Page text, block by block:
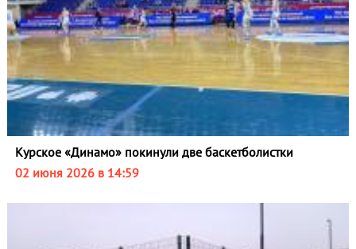
Курское «Динамо» покинули две баскетболистки
02 июня 2026 в 14:59